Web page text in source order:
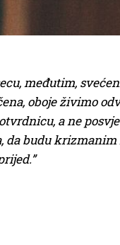
međutim,
oboje živimo
a ne
da budu